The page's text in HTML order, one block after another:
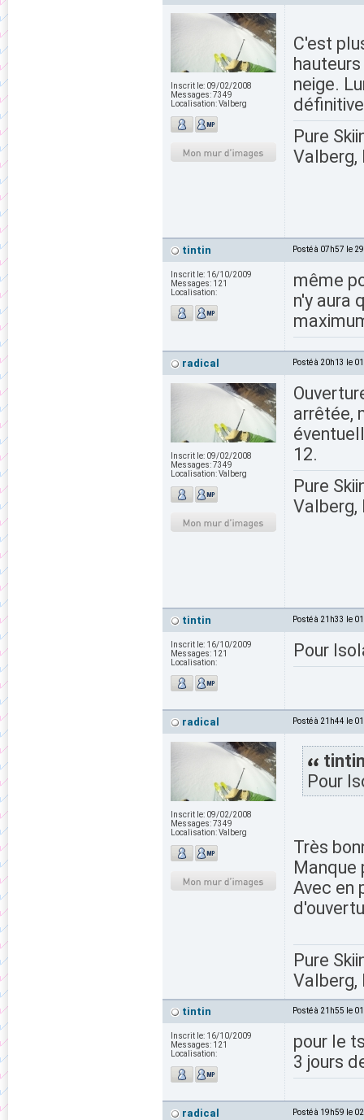
Inscrit le: 09/02/2008
Messages:7349
Localisation:Valberg
C'est
neige.
Pure
Valberg,
tintin Posté à 07h57 le
Inscrit le: 16/10/2009
Messages: 121
Localisation:
même
n'y aura
radical Posté à 20h13 le
Inscrit le: 09/02/2008
Messages:7349
Localisation:Valberg
arrêtée,
12.
Pure
Valberg,
tintin Posté à 21h33 le
Inscrit le: 16/10/2009
Messages: 121
Localisation:
Pour
radical Posté à 21h44 le
Inscrit le: 09/02/2008
Messages:7349
Localisation:Valberg
Pour
Très
Manque
Avec en
Pure
Valberg,
tintin Posté à 21h55 le
Inscrit le: 16/10/2009
Messages: 121
Localisation:
pour le
3 jours
radical Posté à 19h59 le